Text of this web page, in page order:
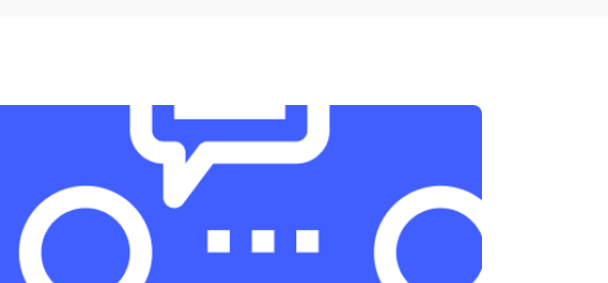
от 3300 ₽
от 1400 ₽ Заказать